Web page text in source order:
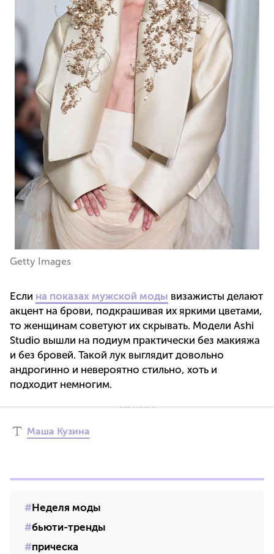
Getty Images
Если на показах мужской моды визажисты делают
акцент на брови, подкрашивая их яркими цветами,
то женщинам советуют их скрывать. Модели Ashi
Studio вышли на подиум практически без макияжа
и без бровей. Такой лук выглядит довольно
андрогинно и невероятно стильно, хоть и
подходит немногим.
Маша Кузина
Неделя моды
бьюти-тренды
прическа